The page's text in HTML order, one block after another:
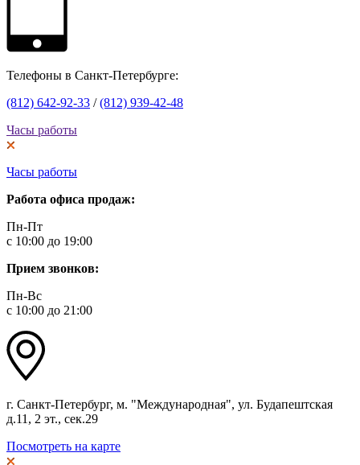
Телефоны в Санкт-Петербурге:
(812) 642-92-33 /(812) 939-42-48
Часы работы
Часы работы
Работа офиса продаж:
Пн-Пт
с 10:00 до 19:00
Прием звонков:
Пн-Вс
с 10:00 до 21:00
г. Санкт-Петербург, м. "Международная", ул. Будапештская
д.11, 2 эт., сек.29
Посмотреть на карте